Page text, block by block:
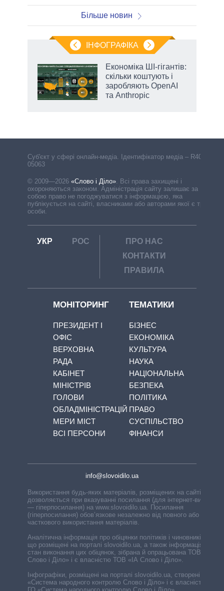
Більше новин
ІНФОГРАФІКА
Економіка ШІ-гігантів:
скільки коштують і
заробляють OpenAI
та Anthropic
Cуб'єкт у сфері онлайн-медіа. Ідентифікатор медіа – R40-
05063
© 2009—2026 «Слово і Діло». Всі права захищені і
охороняються законом. Адміністрація сайту залишає за
собою право не погоджуватися з інформацією, яка
публікується на сайті, власниками або авторами якої є треті
особи.
УКР РОС
ПРО НАС
КОНТАКТИ
ПРАВИЛА
МОНІТОРИНГ
ПРЕЗИДЕНТ І
ОФІС
ВЕРХОВНА
РАДА
КАБІНЕТ
МІНІСТРІВ
ГОЛОВИ
ОБЛАДМІНІСТРАЦІЙ
МЕРИ МІСТ
ВСІ ПЕРСОНИ
ТЕМАТИКИ
БІЗНЕС
ЕКОНОМІКА
КУЛЬТУРА
НАУКА
НАЦІОНАЛЬНА
БЕЗПЕКА
ПОЛІТИКА
ПРАВО
СУСПІЛЬСТВО
ФІНАНСИ
info@slovoidilo.ua
Використання будь-яких матеріалів, розміщених на сайті,
дозволяється при вказуванні посилання (для інтернет-видань
— гіперпосилання) на www.slovoidilo.ua. Посилання
(гіперпосилання) обов’язкове незалежно від повного або
часткового використання матеріалів.
Аналітична інформація про обіцянки політиків і чиновників,
що розміщені на порталі slovoidilo.ua, а також інформація про
стан виконання цих обіцянок, зібрана й опрацьована ТОВ «ІА
Слово і Діло» і є власністю ТОВ «ІА Слово і Діло».
Інфографіки, розміщені на порталі slovoidilo.ua, створені ГО
«Система народного контролю Слово і Діло» і є власністю